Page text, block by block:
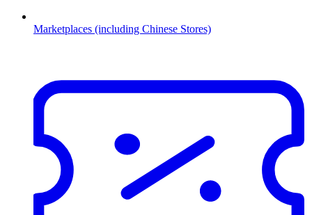
Marketplaces (including Chinese Stores)